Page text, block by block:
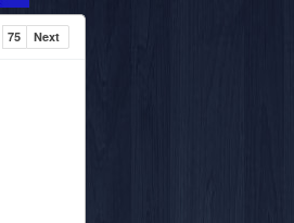
75 Next